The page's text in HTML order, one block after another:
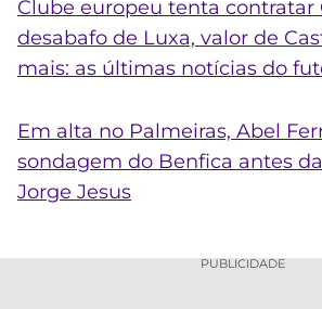
Clube europeu tenta contratar
desabafo de Luxa, valor de
mais: as últimas notícias do
Em alta no Palmeiras, Abel
sondagem do Benfica antes
Jorge Jesus
PUBLICIDADE